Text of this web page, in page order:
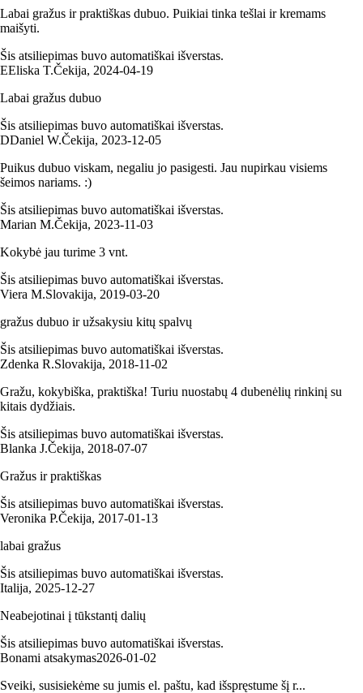
Labai gražus ir praktiškas dubuo. Puikiai tinka tešlai ir kremams
maišyti.
Šis atsiliepimas buvo automatiškai išverstas.
EEliska T.Čekija, 2024‑04‑19
Labai gražus dubuo
Šis atsiliepimas buvo automatiškai išverstas.
DDaniel W.Čekija, 2023‑12‑05
Puikus dubuo viskam, negaliu jo pasigesti. Jau nupirkau visiems
šeimos nariams. :)
Šis atsiliepimas buvo automatiškai išverstas.
Marian M.Čekija, 2023‑11‑03
Kokybė jau turime 3 vnt.
Šis atsiliepimas buvo automatiškai išverstas.
Viera M.Slovakija, 2019‑03‑20
gražus dubuo ir užsakysiu kitų spalvų
Šis atsiliepimas buvo automatiškai išverstas.
Zdenka R.Slovakija, 2018‑11‑02
Gražu, kokybiška, praktiška! Turiu nuostabų 4 dubenėlių rinkinį su
kitais dydžiais.
Šis atsiliepimas buvo automatiškai išverstas.
Blanka J.Čekija, 2018‑07‑07
Gražus ir praktiškas
Šis atsiliepimas buvo automatiškai išverstas.
Veronika P.Čekija, 2017‑01‑13
labai gražus
Šis atsiliepimas buvo automatiškai išverstas.
Italija, 2025‑12‑27
Neabejotinai į tūkstantį dalių
Šis atsiliepimas buvo automatiškai išverstas.
Bonami atsakymas2026‑01‑02
Sveiki, susisiekėme su jumis el. paštu, kad išspręstume šį r...